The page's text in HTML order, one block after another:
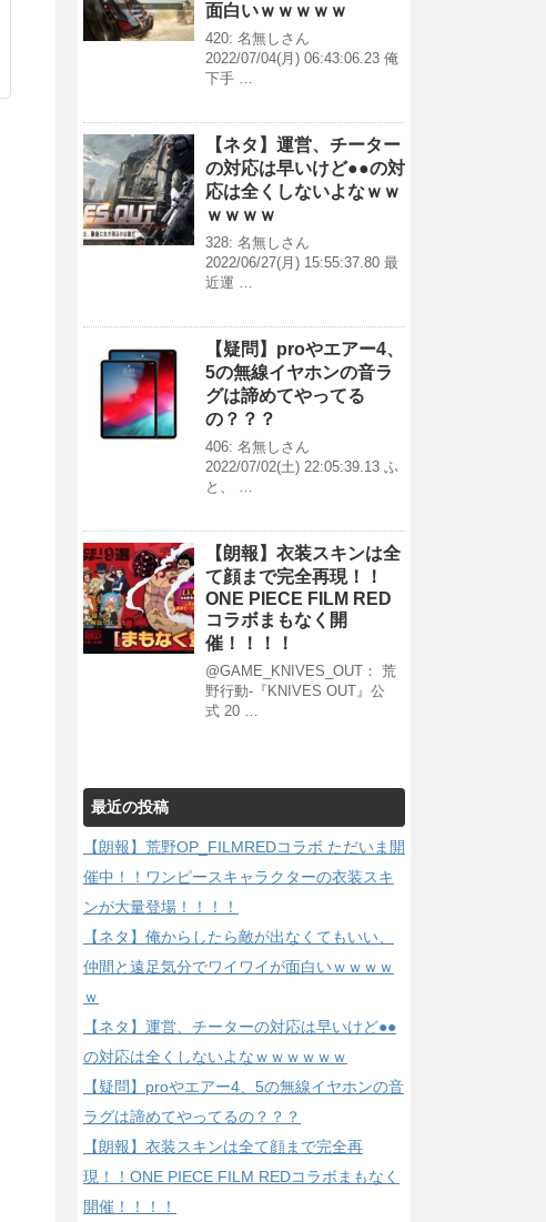
面白いｗｗｗｗｗ
420: 名無しさん
2022/07/04(月) 06:43:06.23 俺
下手 …
【ネタ】運営、チーター
の対応は早いけど●●の対
応は全くしないよなｗｗ
ｗｗｗｗ
328: 名無しさん
2022/06/27(月) 15:55:37.80 最
近運 …
【疑問】proやエアー4、
5の無線イヤホンの音ラ
グは諦めてやってる
の？？？
406: 名無しさん
2022/07/02(土) 22:05:39.13 ふ
と、 …
【朗報】衣装スキンは全
て顔まで完全再現！！
ONE PIECE FILM RED
コラボまもなく開
催！！！！
@GAME_KNIVES_OUT： 荒
野行動-『KNIVES OUT』公
式 20 …
最近の投稿
【朗報】荒野OP_FILMREDコラボ ただいま開
催中！！ワンピースキャラクターの衣装スキ
ンが大量登場！！！！
【ネタ】俺からしたら敵が出なくてもいい、
仲間と遠足気分でワイワイが面白いｗｗｗｗ
ｗ
【ネタ】運営、チーターの対応は早いけど●●
の対応は全くしないよなｗｗｗｗｗｗ
【疑問】proやエアー4、5の無線イヤホンの音
ラグは諦めてやってるの？？？
【朗報】衣装スキンは全て顔まで完全再
現！！ONE PIECE FILM REDコラボまもなく
開催！！！！